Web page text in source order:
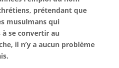
prétendant que
musulmans qui
se convertir au
il n’y a aucun problème